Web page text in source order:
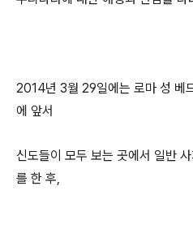
2014년 3월 29일에는 로마 성 베
에 앞서
신도들이 모두 보는 곳에서 일반 사
를 한 후,